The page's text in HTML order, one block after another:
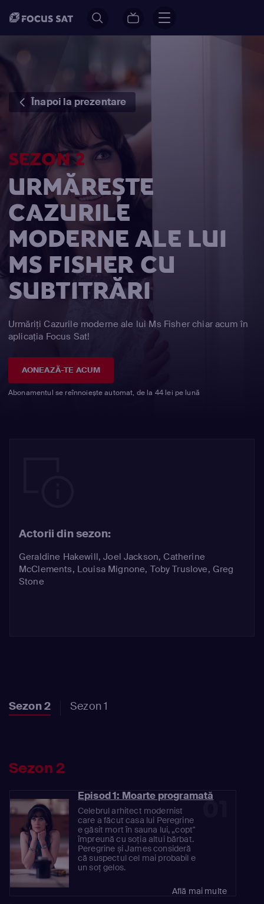
Înapoi la prezentare
SEZON 2
URMĂREȘTE
CAZURILE
MODERNE ALE LUI
MS FISHER CU
SUBTITRĂRI
Urmăriți Cazurile moderne ale lui Ms Fisher chiar acum în
aplicația Focus Sat!
AONEAZĂ-TE ACUM
Abonamentul se reînnoiește automat, de la 44 lei pe lună
Actorii din sezon:
Geraldine Hakewill,Joel Jackson,Catherine
McClements, Louisa Mignone, Toby Truslove, Greg
Stone
Sezon 2 Sezon 1
Sezon 2
01
Episod 1: Moarte programată
Celebrul arhitect modernist
care a făcut casa lui Peregrine
e găsit mort în sauna lui, „copt"
împreună cu soția altui bărbat.
Peregrine și James consideră
că suspectul cel mai probabil e
un soț gelos.
Află mai multe